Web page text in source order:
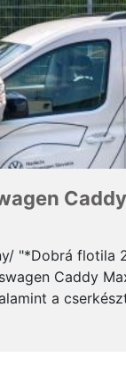
"*Dobrá flotila
Caddy
a